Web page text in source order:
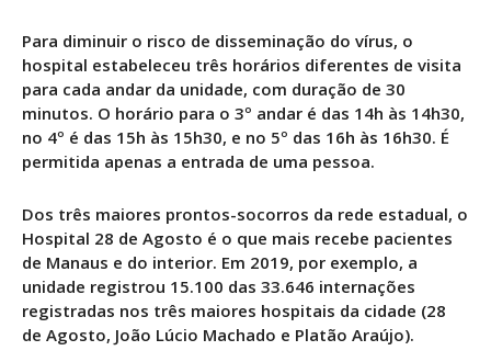
Para diminuir o risco de disseminação do vírus, o
hospital estabeleceu três horários diferentes de visita
para cada andar da unidade, com duração de 30
minutos. O horário para o 3º andar é das 14h às 14h30,
no 4º é das 15h às 15h30, e no 5º das 16h às 16h30. É
permitida apenas a entrada de uma pessoa.
Dos três maiores prontos-socorros da rede estadual, o
Hospital 28 de Agosto é o que mais recebe pacientes
de Manaus e do interior. Em 2019, por exemplo, a
unidade registrou 15.100 das 33.646 internações
registradas nos três maiores hospitais da cidade (28
de Agosto, João Lúcio Machado e Platão Araújo).